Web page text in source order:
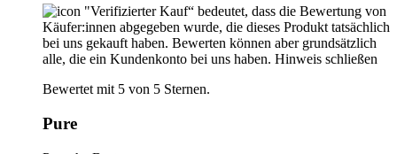
"Verifizierter Kauf“ bedeutet, dass die Bewertung von
Käufer:innen abgegeben wurde, die dieses Produkt tatsächlich
bei uns gekauft haben. Bewerten können aber grundsätzlich
alle, die ein Kundenkonto bei uns haben. Hinweis schließen
Bewertet mit 5 von 5 Sternen.
Pure